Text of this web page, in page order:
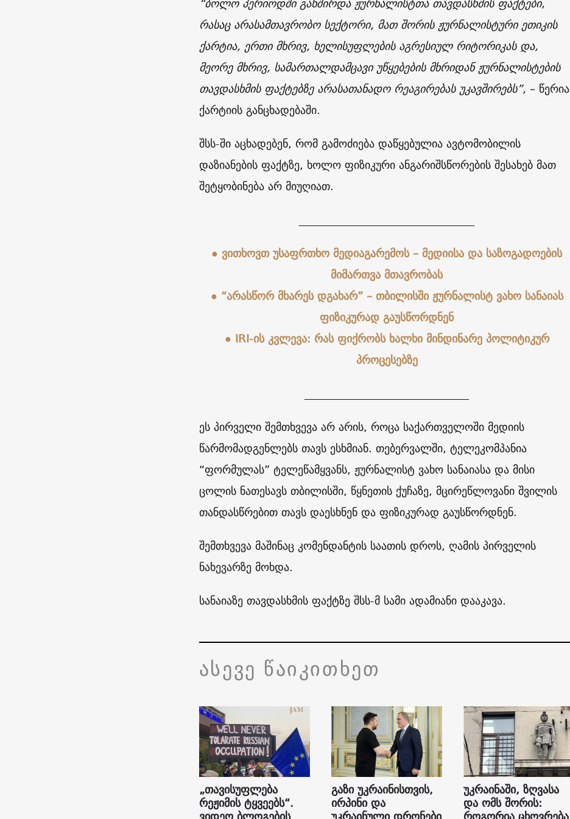
რასაც არასამთავრობო სექტორი, მათ შორის ჟურნალისტური ეთიკის
ქარტია, ერთი მხრივ, ხელისუფლების აგრესიულ რიტორიკას და,
მეორე მხრივ, სამართალდამცავი უწყებების მხრიდან ჟურნალისტების
თავდასხმის ფაქტებზე არასათანადო რეაგირებას უკავშირებს”, – წერია
ქარტიის განცხადებაში.
შსს-ში აცხადებენ, რომ გამოძიება დაწყებულია ავტომობილის
დაზიანების ფაქტზე, ხოლო ფიზიკური ანგარიშსწორების შესახებ მათ
შეტყობინება არ მიუღიათ.
● ვითხოვთ უსაფრთხო მედიაგარემოს – მედიისა და საზოგადოების
მიმართვა მთავრობას
● “არასწორ მხარეს დგახარ” – თბილისში ჟურნალისტ ვახო სანაიას
ფიზიკურად გაუსწორდნენ
● IRI-ის კვლევა: რას ფიქრობს ხალხი მინდინარე პოლიტიკურ
პროცესებზე
ეს პირველი შემთხვევა არ არის, როცა საქართველოში მედიის
წარმომადგენლებს თავს ესხმიან. თებერვალში, ტელეკომპანია
“ფორმულას” ტელეწამყვანს, ჟურნალისტ ვახო სანაიასა და მისი
ცოლის ნათესავს თბილისში, წყნეთის ქუჩაზე, მცირეწლოვანი შვილის
თანდასწრებით თავს დაესხნენ და ფიზიკურად გაუსწორდნენ.
შემთხვევა მაშინაც კომენდანტის საათის დროს, ღამის პირველის
ნახევარზე მოხდა.
სანაიაზე თავდასხმის ფაქტზე შსს-მ სამი ადამიანი დააკავა.
ასევე წაიკითხეთ
„თავისუფლება
რეჟიმის ტყვეებს“.
გაზი უკრაინისთვის,
ირპინი და
უკრაინაში, ზღვასა
და ომს შორის: